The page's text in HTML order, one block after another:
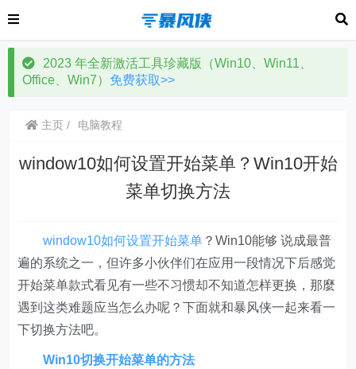
2023 年全新激活工具珍藏版（Win10、Win11、
Office、Win7） 免费获取>>
主页 电脑教程
window10如何设置开始菜单？Win10开始
菜单切换方法
window10如何设置开始菜单 ？Win10能够 说成最普
遍的系统之一，但许多小伙伴们在应用一段情况下后感觉
开始菜单款式看见有一些不习惯却不知道怎样更换，那麼
遇到这类难题应当怎么办呢？下面就和暴风侠一起来看一
下切换方法吧。
Win10切换开始菜单的方法